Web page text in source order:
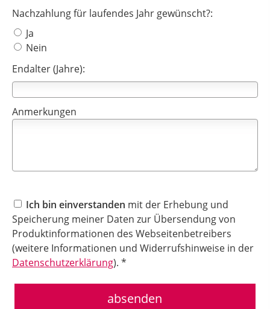
Nachzahlung für laufendes Jahr gewünscht?:
Ja
Nein
Endalter (Jahre):
Anmerkungen
Ich bin einverstanden mit der Erhebung und
Speicherung meiner Daten zur Übersendung von
Produktinformationen des Webseitenbetreibers
(weitere Informationen und Widerrufshinweise in der
Datenschutzerklärung). *
absenden